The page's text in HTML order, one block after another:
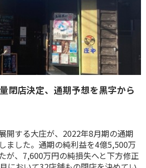
閉店決定、通期予想を黒字から
開する大庄が、2022年8月期の通期
ました。通期の純利益を4億5,500万
が、7,600万円の純損失へと下方修正